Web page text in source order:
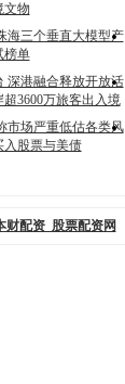
文物
海三个垂直大模型产
榜单
深港融合释放开放活
3600万旅客出入境
市场严重低估各类风
入股票与美债
财配资_股票配资网